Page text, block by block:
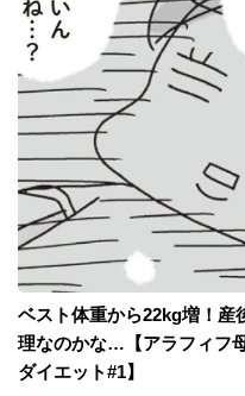
ベスト体重から22kg増！産
理なのかな…【アラフィフ
ダイエット#1】